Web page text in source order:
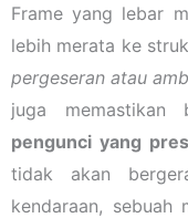
Frame yang lebar
lebih merata ke
pergeseran atau
juga
pengunci yang
tidak akan
kendaraan, sebuah